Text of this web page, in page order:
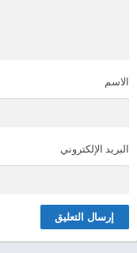
الاسم
البريد الإلكتروني